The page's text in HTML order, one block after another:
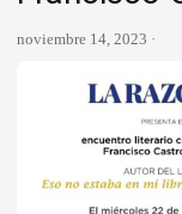
noviembre 14, 2023 ·